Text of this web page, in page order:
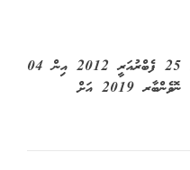
25 ފެބްރުއަރީ 2012 އިން 04
ނޮވެންބާރ 2019 އަށް